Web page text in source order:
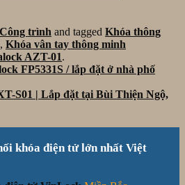
Công trình and tagged Khóa thông
, Khóa vân tay thông minh
AZT-01.
FP5331S / lắp đặt ở nhà phố
S01 | Lắp đặt tại Bùi Thiện Ngộ,
khóa điện tử lớn nhất Việt